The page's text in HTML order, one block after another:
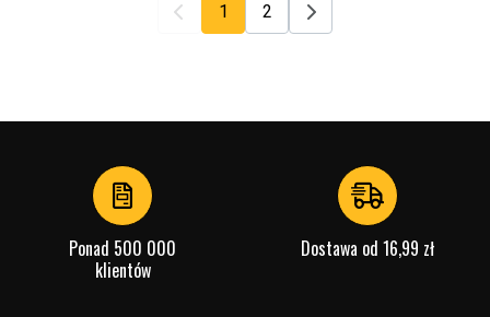
1 2
Ponad 500 000
klientów
Dostawa od 16,99 zł